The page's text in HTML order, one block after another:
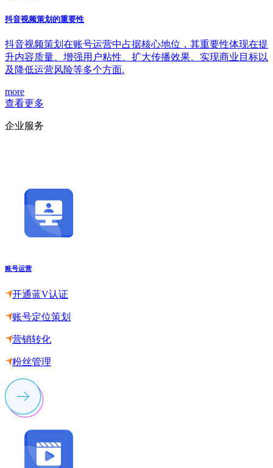
抖音视频策划的重要性
抖音视频策划在账号运营中占据核心地位，其重要性体现在提
升内容质量、增强用户粘性、扩大传播效果、实现商业目标以
及降低运营风险等多个方面.
more
查看更多
企业服务
账号运营
开通蓝V认证
账号定位策划
营销转化
粉丝管理